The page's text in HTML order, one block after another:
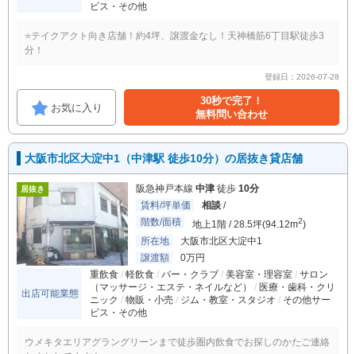
ビス・その他
⭐️テイクアクト向き店舗！約4坪、譲渡金なし！天神橋筋6丁目駅徒歩3
分！
登録日：2026-07-28
お気に入り
30秒で完了！
無料問い合わせ
大阪市北区大淀中1（中津駅 徒歩10分）の居抜き貸店舗
居抜き 阪急神戸本線 中津 徒歩 10分
賃料/坪単価
相談 /
階数/面積
地上1階 / 28.5坪(94.12m2)
所在地
大阪市北区大淀中1
譲渡額
0万円
出店可能業態
重飲食 軽飲食 バー・クラブ 美容室・理容室
サロン
（マッサージ・エステ・ネイルなど）
医療・歯科・クリ
ニック
物販・小売 ジム・教室・スタジオ
その他サー
ビス・その他
ウメキタエリアグラングリーンまで徒歩圏内飲食でお探しのかたご連絡